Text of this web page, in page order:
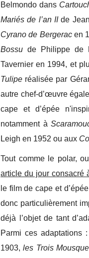
Belmondo dans
Mariés de l’an IIde
Cyrano de Bergeracen
Bossu de Philippe de
Tavernier en 1994, et
Tulipe réalisée par
autre chef-d’œuvre
cape et d’épée
notamment à
Leigh en 1952 ou aux
Tout comme le polar,
article du jour consacré
le film de cape et
donc particulièrement
déjà l’objet de tant
Parmi ces adaptations :
1903,les Trois